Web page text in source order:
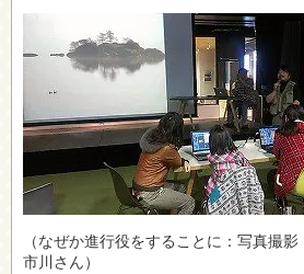
（なぜか進行役をすることに：写真撮影
市川さん）